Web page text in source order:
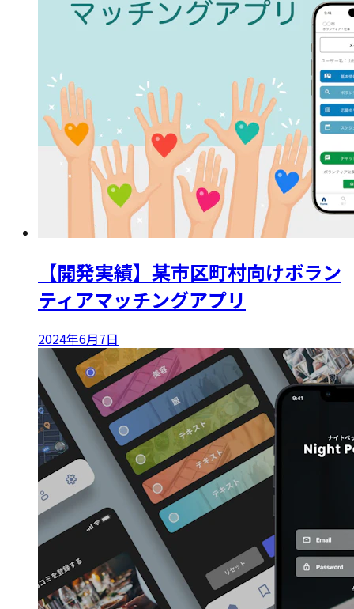
【開発実績】某市区町村向けボラン
ティアマッチングアプリ
2024年6月7日